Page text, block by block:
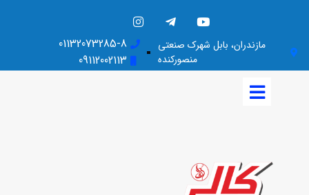
مازندران، بابل شهرک صنعتی
منصورکنده
01132073285-8
09112002113